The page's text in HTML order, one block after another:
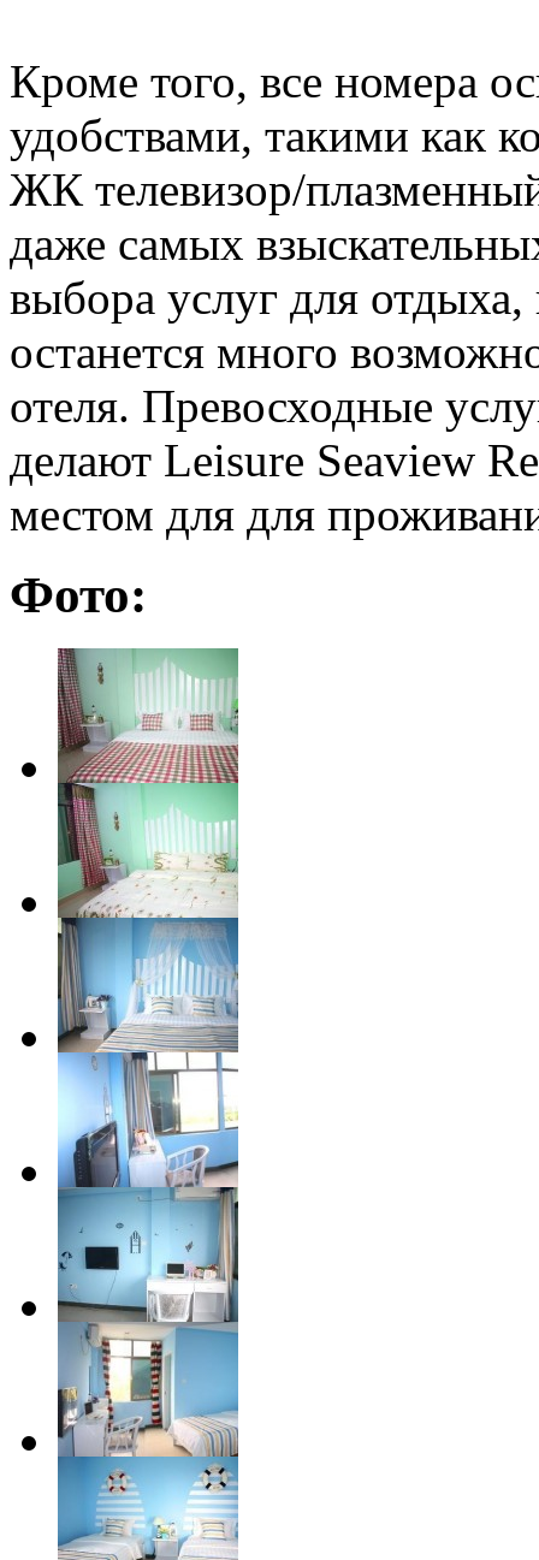
Кроме того, все номера
удобствами, такими как
ЖК телевизор/
даже самых
выбора услуг для отдыха,
останется много
отеля. Превосходные
делают Leisure Seaview
местом для для
Фото: